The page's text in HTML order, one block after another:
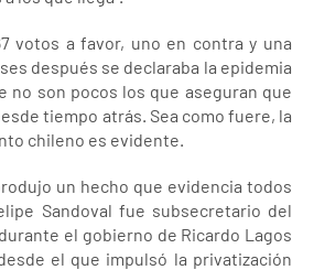
votos a favor, uno en contra y una
después se declaraba la epidemia
no son pocos los que aseguran que
tiempo atrás. Sea como fuere, la
chileno es evidente.
un hecho que evidencia todos
Sandoval fue subsecretario del
el gobierno de Ricardo Lagos
el que impulsó la privatización